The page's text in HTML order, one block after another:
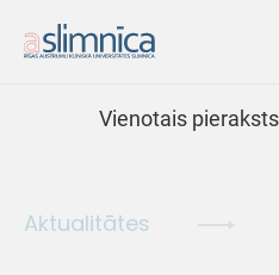
Vienotais
Aktualitātes